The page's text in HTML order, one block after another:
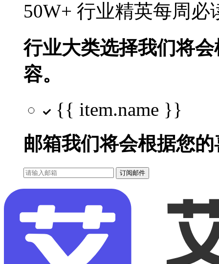
50W+ 行业精英每周
行业大类选择我们将
容。
{{ item.name }}
邮箱我们将会根据您
订阅邮件